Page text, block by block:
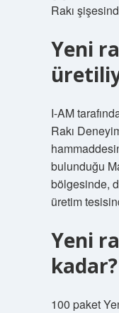
Rakı
Yeni
I-AM
Rakı
bulunduğu
bölgesinde,
üretim
Yeni
kadar?
100 paket